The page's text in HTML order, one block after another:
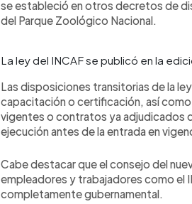
se estableció en otros decretos de
del Parque Zoológico Nacional.
La ley del INCAF se publicó en la
Las disposiciones transitorias de la
capacitación o certificación, así
vigentes o contratos ya adjudicados
ejecución antes de la entrada en
Cabe destacar que el consejo del
empleadores y trabajadores como el
completamente gubernamental.